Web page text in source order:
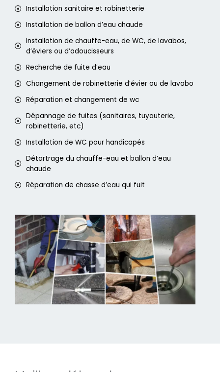
Installation sanitaire et robinetterie
Installation de ballon d’eau chaude
Installation de chauffe-eau, de WC, de lavabos,
d’éviers ou d’adoucisseurs
Recherche de fuite d’eau
Changement de robinetterie d’évier ou de lavabo
Réparation et changement de wc
Dépannage de fuites (sanitaires, tuyauterie,
robinetterie, etc)
Installation de WC pour handicapés
Détartrage du chauffe-eau et ballon d’eau
chaude
Réparation de chasse d’eau qui fuit